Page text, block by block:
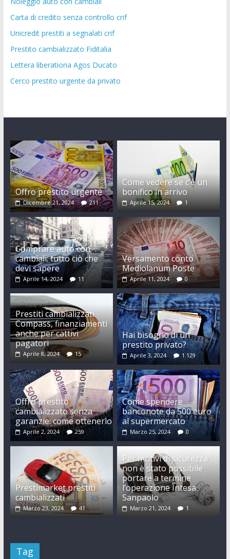
Carta di credito senza controllo crif
Unicredit prestiti a segnalati crif
Prestito cambializzato Fiditalia
Lettera liberatioria Agos Ducato
Cerco prestito urgente da privato
Offro prestito urgente
Dicembre 21, 2024 211
Come vedere se c’è un
bonifico in arrivo
Aprile 15, 2024 1
Comprare auto con
cambiali: tutto ciò che
devi sapere
Aprile 14, 2024 11
Versamento conto
Mediolanum Poste
Aprile 11, 2024 0
Prestiti cambializzati
Compass, finanziamenti
anche per cattivi
pagatori
Aprile 8, 2024 15
Hai bisogno di un
prestito privato?
Aprile 3, 2024 1.129
Offro prestito
cambializzato senza
garanzie: come ottenerlo
Aprile 2, 2024 259
Come spendere
banconote da 500 euro
al supermercato
Marzo 25, 2024 0
Prestimarket prestiti
cambializzati
Marzo 23, 2024 41
Per motivi di sicurezza
non è stato possibile
portare a termine
l’operazione Intesa
Sanpaolo
Marzo 21, 2024 1
Tag